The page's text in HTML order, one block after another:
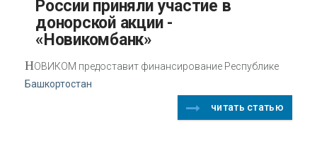
России приняли участие в
донорской акции -
«Новикомбанк»
НОВИКОМ предоставит финансирование Республике
Башкортостан
читать статью